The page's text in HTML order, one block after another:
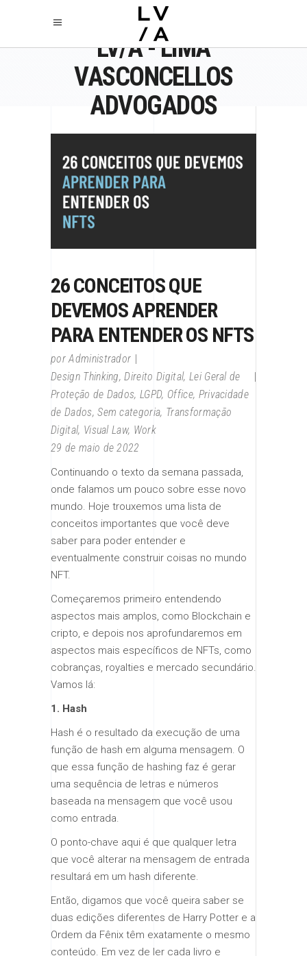
LV/A - LIMA
VASCONCELLOS
ADVOGADOS
26 CONCEITOS QUE
DEVEMOS APRENDER
PARA ENTENDER OS NFTS
porAdministrador
Design Thinking,Direito Digital, Lei Geral de
Proteção de Dados,LGPD, Office, Privacidade
de Dados,Sem categoria, Transformação
Digital, Visual Law, Work
29 de maio de 2022
Continuando o texto da semana passada,
onde falamos um pouco sobre esse novo
mundo. Hoje trouxemos uma lista de
conceitos importantes que você deve
saber para poder entender e
eventualmente construir coisas no mundo
NFT.
Começaremos primeiro entendendo
aspectos mais amplos, como Blockchain e
cripto, e depois nos aprofundaremos em
aspectos mais específicos de NFTs, como
cobranças, royalties e mercado secundário.
Vamos lá:
1. Hash
Hash é o resultado da execução de uma
função de hash em alguma mensagem. O
que essa função de hashing faz é gerar
uma sequência de letras e números
baseada na mensagem que você usou
como entrada.
O ponto-chave aqui é que qualquer letra
que você alterar na mensagem de entrada
resultará em um hash diferente.
Então, digamos que você queira saber se
duas edições diferentes de Harry Potter e a
Ordem da Fênix têm exatamente o mesmo
conteúdo. Em vez de ler cada livro e